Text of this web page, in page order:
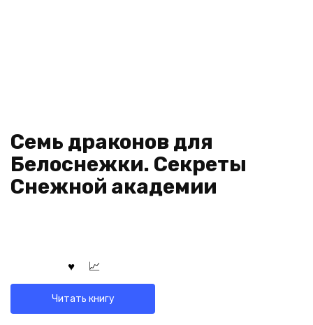
Семь драконов для
Белоснежки. Секреты
Снежной академии
Читать книгу